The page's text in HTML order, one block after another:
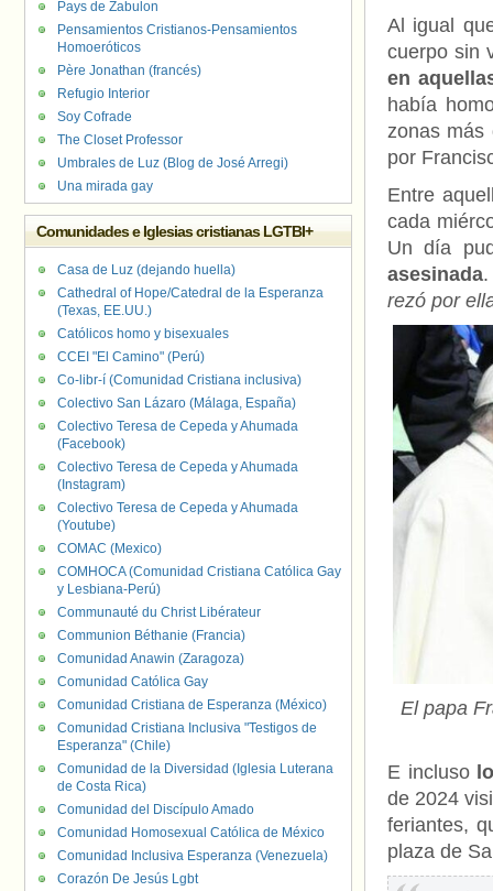
Al igual
cuerpo sin
en
había
zonas más
por
Entre
cada
Un día
asesinada
rezó por
El papa
E incluso
de 2024
feriantes,
plaza de
Pays de Zabulon
Pensamientos Cristianos-Pensamientos
Homoeróticos
Père Jonathan (francés)
Refugio Interior
Soy Cofrade
The Closet Professor
Umbrales de Luz (Blog de José Arregi)
Una mirada gay
Comunidades e Iglesias cristianas LGTBI+
Casa de Luz (dejando huella)
Cathedral of Hope/Catedral de la Esperanza
(Texas, EE.UU.)
Católicos homo y bisexuales
CCEI "El Camino" (Perú)
Co-libr-í (Comunidad Cristiana inclusiva)
Colectivo San Lázaro (Málaga, España)
Colectivo Teresa de Cepeda y Ahumada
(Facebook)
Colectivo Teresa de Cepeda y Ahumada
(Instagram)
Colectivo Teresa de Cepeda y Ahumada
(Youtube)
COMAC (Mexico)
COMHOCA (Comunidad Cristiana Católica Gay
y Lesbiana-Perú)
Communauté du Christ Libérateur
Communion Béthanie (Francia)
Comunidad Anawin (Zaragoza)
Comunidad Católica Gay
Comunidad Cristiana de Esperanza (México)
Comunidad Cristiana Inclusiva "Testigos de
Esperanza" (Chile)
Comunidad de la Diversidad (Iglesia Luterana
de Costa Rica)
Comunidad del Discípulo Amado
Comunidad Homosexual Católica de México
Comunidad Inclusiva Esperanza (Venezuela)
Corazón De Jesús Lgbt